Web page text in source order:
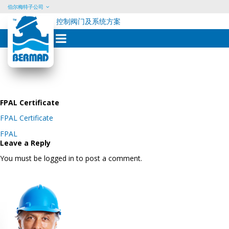
Skip
content
伯尔梅特子公司
控制阀门及系统方案
FPAL Certificate
FPAL Certificate
Post
navigation
FPAL
Leave a Reply
You must be logged in to post a comment.